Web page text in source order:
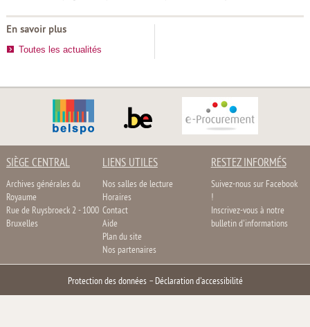
En savoir plus
Toutes les actualités
SIÈGE CENTRAL
Archives générales du
Royaume
Rue de Ruysbroeck 2 - 1000
Bruxelles
LIENS UTILES
Nos salles de lecture
Horaires
Contact
Aide
Plan du site
Nos partenaires
RESTEZ INFORMÉS
Suivez-nous sur Facebook
!
Inscrivez-vous à notre
bulletin d'informations
Protection des données– Déclaration d'accessibilité